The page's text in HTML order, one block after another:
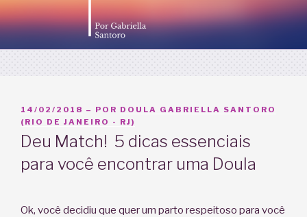
PUBLICADO
EM
14/02/2018 – POR DOULA GABRIELLA SANTORO
(RIO DE JANEIRO - RJ)
Deu Match! 5 dicas essenciais
para você encontrar uma Doula
Ok, você decidiu que quer um parto respeitoso para você